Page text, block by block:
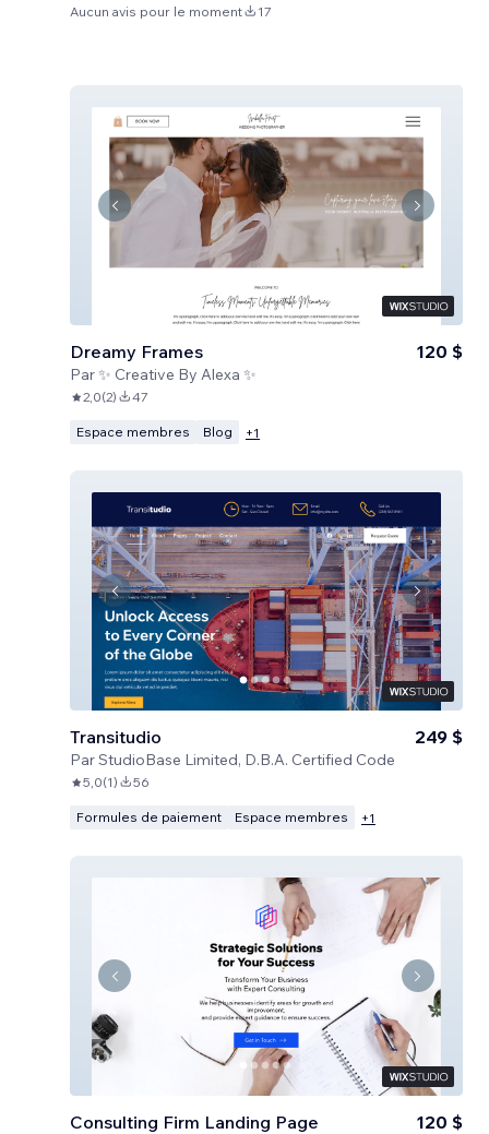
Aucun avis pour le moment 17
Dreamy Frames
Par✨ Creative By Alexa ✨
120 $
2,0(2) 47
Espace membres Blog +1
Transitudio
ParStudioBase Limited, D.B.A. Certified Code
249 $
5,0(1) 56
Formules de paiement Espace membres +1
Consulting Firm Landing Page 120 $